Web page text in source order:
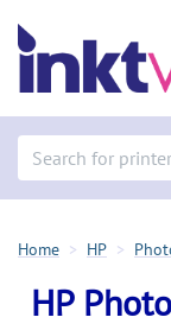
Home HP
HP